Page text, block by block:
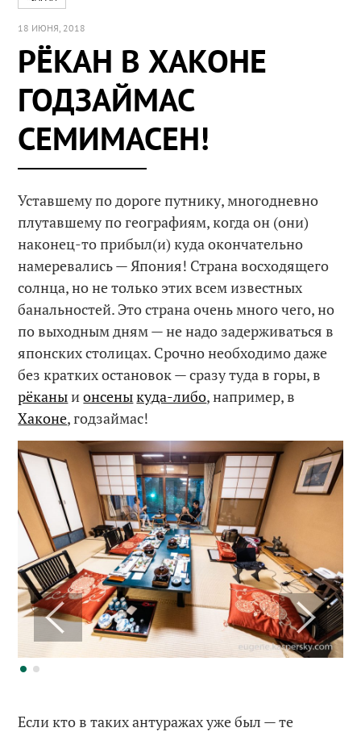
18 ИЮНЯ, 2018
РЁКАН В ХАКОНЕ
ГОДЗАЙМАС
СЕМИМАСЕН!
Уставшему по дороге путнику, многодневно
плутавшему по географиям, когда он (они)
наконец-то прибыл(и) куда окончательно
намеревались — Япония! Страна восходящего
солнца, но не только этих всем известных
банальностей. Это страна очень много чего, но
по выходным дням — не надо задерживаться в
японских столицах. Срочно необходимо даже
без кратких остановок — сразу туда в горы, в
рёканыионсеныкуда-либо, например, в
Хаконе, годзаймас!
Если кто в таких антуражах уже был — те